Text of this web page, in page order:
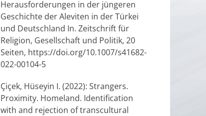
Herausforderungen in der jüngeren
Geschichte der Aleviten in der Türkei
und Deutschland In. Zeitschrift für
Religion, Gesellschaft und Politik, 20
Seiten, https://doi.org/10.1007/s41682-
022-00104-5
Çiçek, Hüseyin I. (2022): Strangers.
Proximity. Homeland. Identification
with and rejection of transcultural